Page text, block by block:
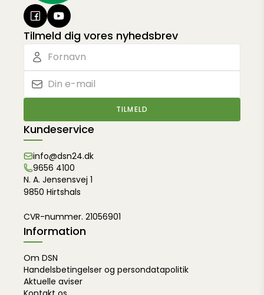
Tilmeld dig vores nyhedsbrev
TILMELD
Kundeservice
info@dsn24.dk
9656 4100
N. A. Jensensvej 1
9850 Hirtshals
CVR-nummer. 21056901
Information
Om DSN
Handelsbetingelser og persondatapolitik
Aktuelle aviser